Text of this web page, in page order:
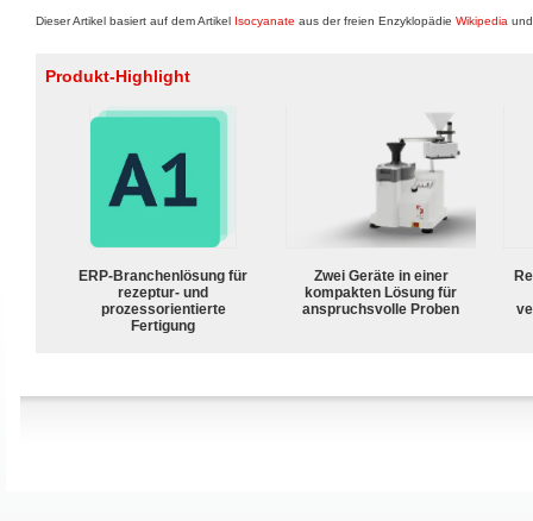
Dieser Artikel basiert auf dem Artikel Isocyanate aus der freien Enzyklopädie Wikipedia
Produkt-Highlight
ERP-Branchenlösung für
rezeptur- und
prozessorientierte
Fertigung
Zwei Geräte in einer
kompakten Lösung für
anspruchsvolle Proben